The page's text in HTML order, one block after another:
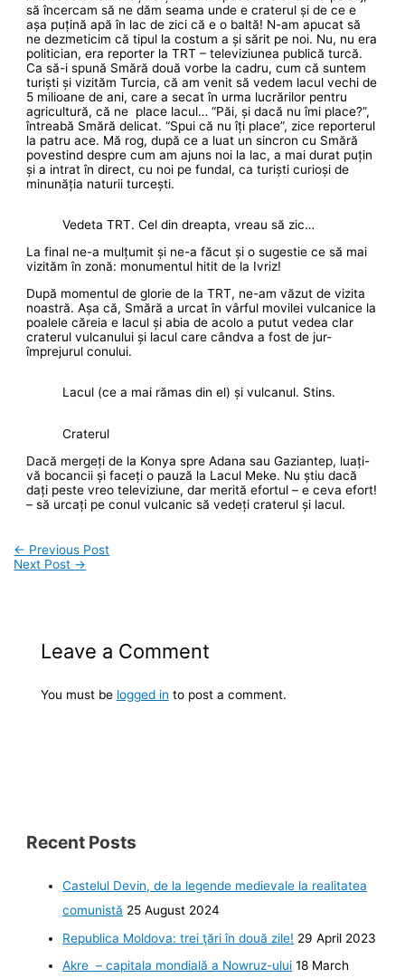
să încercam să ne dăm seama unde e craterul și de ce e
așa puțină apă în lac de zici că e o baltă! N-am apucat să
ne dezmeticim că tipul la costum a și sărit pe noi. Nu, nu era
politician, era reporter la TRT – televiziunea publică turcă.
Ca să-i spună Smără două vorbe la cadru, cum că suntem
turiști și vizităm Turcia, că am venit să vedem lacul vechi de
5 milioane de ani, care a secat în urma lucrărilor pentru
agricultură, că ne place lacul… “Păi, și dacă nu îmi place?”,
întreabă Smără delicat. “Spui că nu îți place”, zice reporterul
la patru ace. Mă rog, după ce a luat un sincron cu Smără
povestind despre cum am ajuns noi la lac, a mai durat puțin
și a intrat în direct, cu noi pe fundal, ca turiști curioși de
minunăția naturii turcești.
Vedeta TRT. Cel din dreapta, vreau să zic…
La final ne-a mulțumit și ne-a făcut și o sugestie ce să mai
vizităm în zonă: monumentul hitit de la Ivriz!
După momentul de glorie de la TRT, ne-am văzut de vizita
noastră. Așa că, Smără a urcat în vârful movilei vulcanice la
poalele căreia e lacul și abia de acolo a putut vedea clar
craterul vulcanului și lacul care cândva a fost de jur-
împrejurul conului.
Lacul (ce a mai rămas din el) și vulcanul. Stins.
Craterul
Dacă mergeți de la Konya spre Adana sau Gaziantep, luați-
vă bocancii și faceți o pauză la Lacul Meke. Nu știu dacă
dați peste vreo televiziune, dar merită efortul – e ceva efort!
– să urcați pe conul vulcanic să vedeți craterul și lacul.
← Previous Post
Next Post →
Leave a Comment
You must be logged in to post a comment.
Recent Posts
Castelul Devin, de la legende medievale la realitatea
comunistă 25 August 2024
Republica Moldova: trei ţări în două zile! 29 April 2023
Akre – capitala mondială a Nowruz-ului 18 March